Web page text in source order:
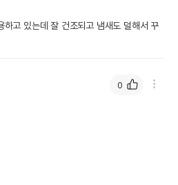
하고 있는데 잘 건조되고 냄새도 덜해서 꾸
0